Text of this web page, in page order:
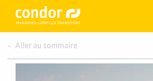
Aller au sommaire